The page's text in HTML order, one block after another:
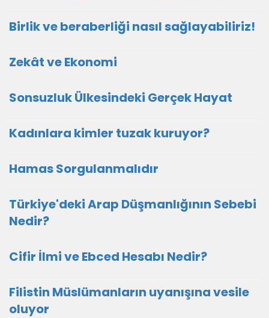
Birlik ve beraberliği nasıl sağlayabiliriz!
Zekât ve Ekonomi
Sonsuzluk Ülkesindeki Gerçek Hayat
Kadınlara kimler tuzak kuruyor?
Hamas Sorgulanmalıdır
Türkiye'deki Arap Düşmanlığının Sebebi
Nedir?
Cifir İlmi ve Ebced Hesabı Nedir?
Filistin Müslümanların uyanışına vesile
oluyor